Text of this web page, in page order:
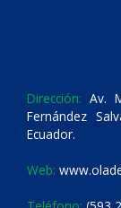
Dirección: Av.
Fernández
Ecuador.
Web: